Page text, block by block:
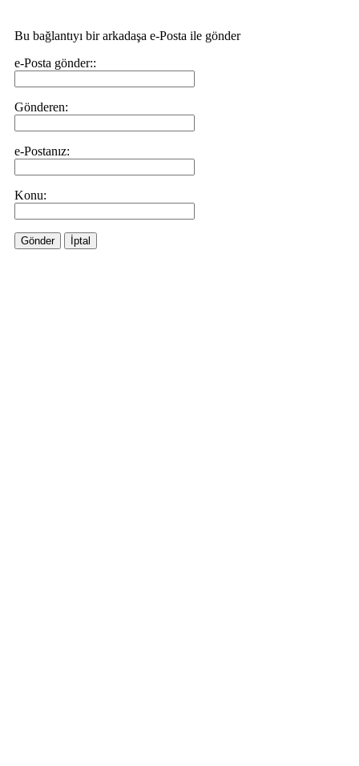
Bu bağlantıyı bir arkadaşa e-Posta ile gönder
e-Posta gönder::
Gönderen:
e-Postanız:
Konu:
Gönder İptal